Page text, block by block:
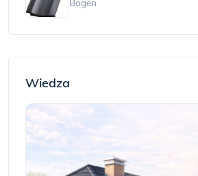
Wiedza